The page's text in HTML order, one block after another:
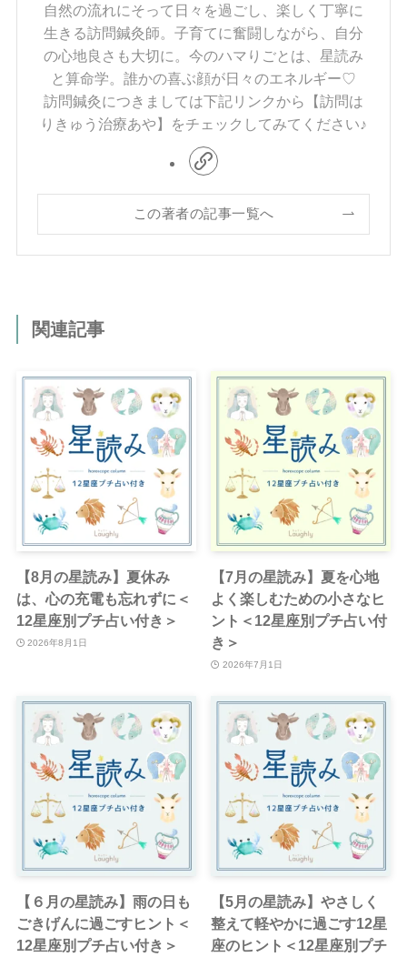
自然の流れにそって日々を過ごし、楽しく丁寧に
生きる訪問鍼灸師。子育てに奮闘しながら、自分
の心地良さも大切に。今のハマりごとは、星読み
と算命学。誰かの喜ぶ顔が日々のエネルギー♡
訪問鍼灸につきましては下記リンクから【訪問は
りきゅう治療あや】をチェックしてみてください♪
この著者の記事一覧へ
関連記事
【8月の星読み】夏休み
は、心の充電も忘れずに＜
12星座別プチ占い付き＞
2026年8月1日
【7月の星読み】夏を心地
よく楽しむための小さなヒ
ント＜12星座別プチ占い付
き＞
2026年7月1日
【６月の星読み】雨の日も
ごきげんに過ごすヒント＜
12星座別プチ占い付き＞
【5月の星読み】やさしく
整えて軽やかに過ごす12星
座のヒント＜12星座別プチ